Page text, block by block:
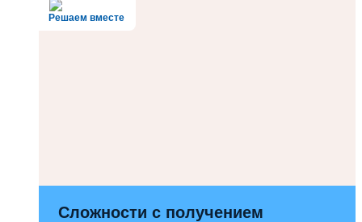
Решаем вместе
Сложности с получением